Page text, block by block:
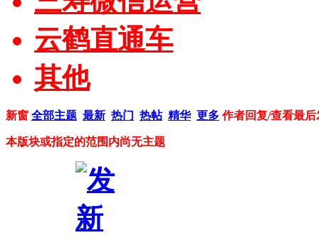
云鹤直通车
其他
新窗 全部主题 最新 热门 热帖 精华 更多 作者回复/查看最后
本版块或指定的范围内尚无主题